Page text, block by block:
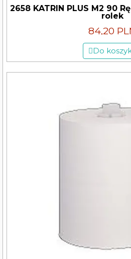
2658 KATRIN PLUS M2 90
rolek
84,20
Do